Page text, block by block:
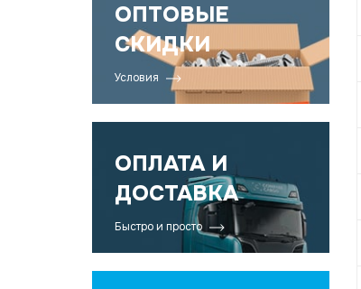
ОПТОВЫЕ
СКИДКИ
Условия
ОПЛАТА И
ДОСТАВКА
Быстро и просто